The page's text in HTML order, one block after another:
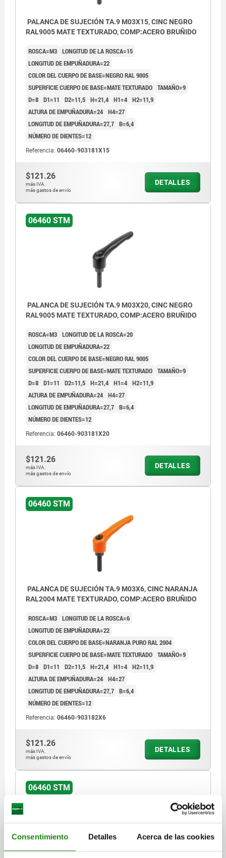
Consentimiento Detalles Acerca de las cookies
PALANCA DE SUJECIÓN TA.9 M03X15, CINC NEGRO
RAL9005 MATE TEXTURADO, COMP:ACERO BRUÑIDO
ROSCA=M3 LONGITUD DE LA ROSCA=15
LONGITUD DE EMPUÑADURA=22
COLOR DEL CUERPO DE BASE=NEGRO RAL 9005
SUPERFICIE CUERPO DE BASE=MATE TEXTURADO TAMAÑO=9
D=8 D1=11 D2=11,5 H=21,4 H1=4 H2=11,9
ALTURA DE EMPUÑADURA=24 H4=27
LONGITUD DE EMPUÑADURA=27,7 B=6,4
NÚMERO DE DIENTES=12
Referencia: 06460-903181X15
$121.26
más IVA.
más gastos de envío
DETALLES
06460 STM
PALANCA DE SUJECIÓN TA.9 M03X20, CINC NEGRO
RAL9005 MATE TEXTURADO, COMP:ACERO BRUÑIDO
ROSCA=M3 LONGITUD DE LA ROSCA=20
LONGITUD DE EMPUÑADURA=22
COLOR DEL CUERPO DE BASE=NEGRO RAL 9005
SUPERFICIE CUERPO DE BASE=MATE TEXTURADO TAMAÑO=9
D=8 D1=11 D2=11,5 H=21,4 H1=4 H2=11,9
ALTURA DE EMPUÑADURA=24 H4=27
LONGITUD DE EMPUÑADURA=27,7 B=6,4
NÚMERO DE DIENTES=12
Referencia: 06460-903181X20
$121.26
más IVA.
más gastos de envío
DETALLES
06460 STM
PALANCA DE SUJECIÓN TA.9 M03X6, CINC NARANJA
RAL2004 MATE TEXTURADO, COMP:ACERO BRUÑIDO
ROSCA=M3 LONGITUD DE LA ROSCA=6
LONGITUD DE EMPUÑADURA=22
COLOR DEL CUERPO DE BASE=NARANJA PURO RAL 2004
SUPERFICIE CUERPO DE BASE=MATE TEXTURADO TAMAÑO=9
D=8 D1=11 D2=11,5 H=21,4 H1=4 H2=11,9
ALTURA DE EMPUÑADURA=24 H4=27
LONGITUD DE EMPUÑADURA=27,7 B=6,4
NÚMERO DE DIENTES=12
Referencia: 06460-903182X6
$121.26
más IVA.
más gastos de envío
DETALLES
06460 STM